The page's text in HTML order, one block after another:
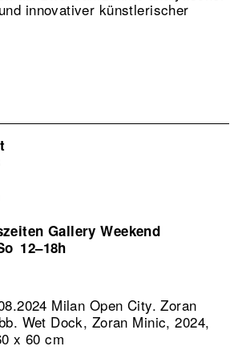
innovativer künstlerischer
Gallery Weekend
12–18h
Milan Open City. Zoran
Wet Dock, Zoran Minic, 2024,
x 60 cm